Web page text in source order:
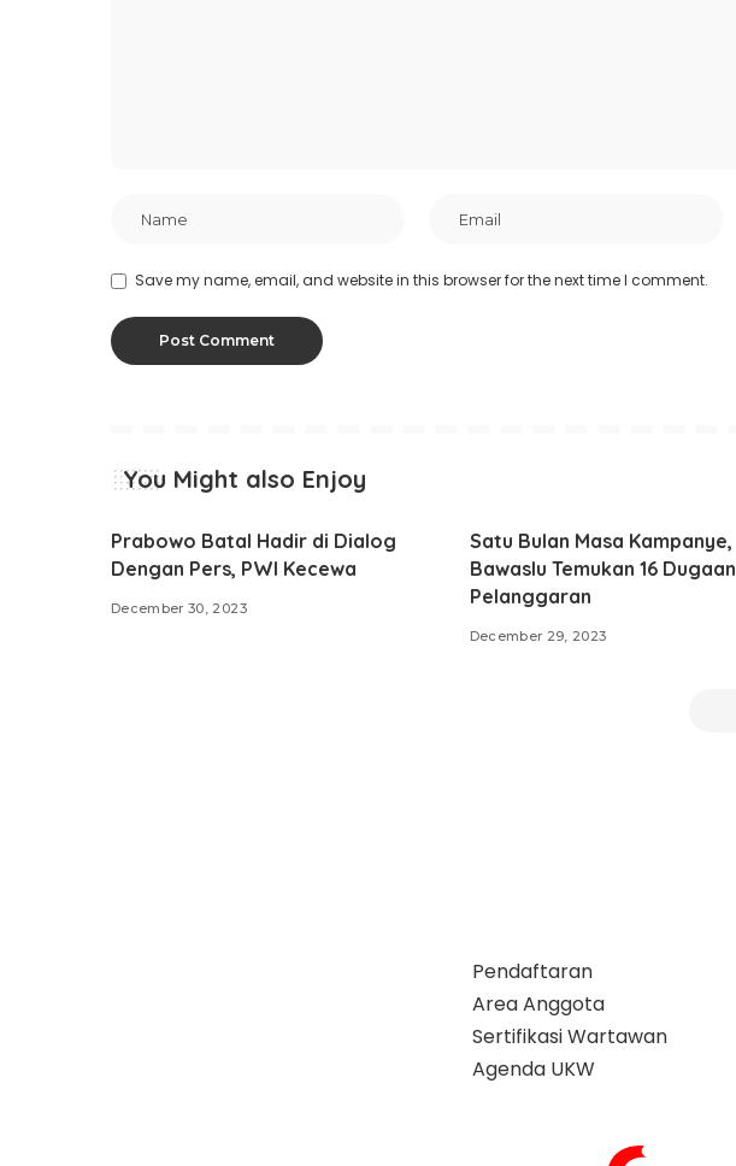
Save my name, email, and website in this browser for the next time I comment.
You Might also Enjoy
Prabowo Batal Hadir di Dialog
Dengan Pers, PWI Kecewa
December 30, 2023
Satu Bulan Masa Kampanye,
Bawaslu Temukan 16 Dugaan
Pelanggaran
December 29, 2023
Pendaftaran
Area Anggota
Sertifikasi Wartawan
Agenda UKW